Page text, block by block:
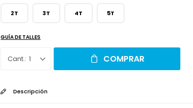
2T 3T 4T 5T
GUÍA DE TALLES
1 COMPRAR
Descripción